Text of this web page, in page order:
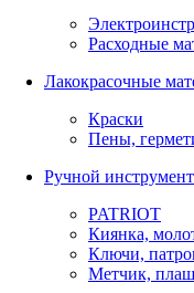
Расходные
Лакокрасочные
Краски
Пены,
Ручной инструмент
PATRIOT
Киянка,
Ключи,
Метчик,